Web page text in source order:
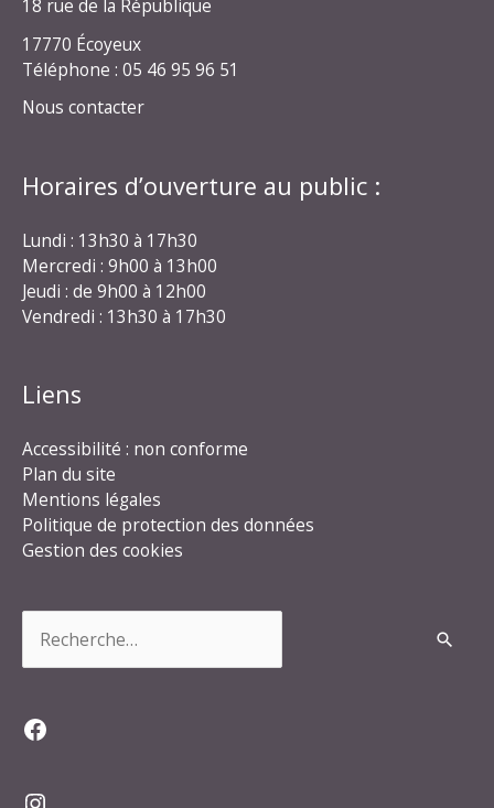
18 rue de la République
17770 Écoyeux
Téléphone : 05 46 95 96 51
Nous contacter
Horaires d’ouverture au public :
Lundi : 13h30 à 17h30
Mercredi : 9h00 à 13h00
Jeudi : de 9h00 à 12h00
Vendredi : 13h30 à 17h30
Liens
Accessibilité : non conforme
Plan du site
Mentions légales
Politique de protection des données
Gestion des cookies
Facebook